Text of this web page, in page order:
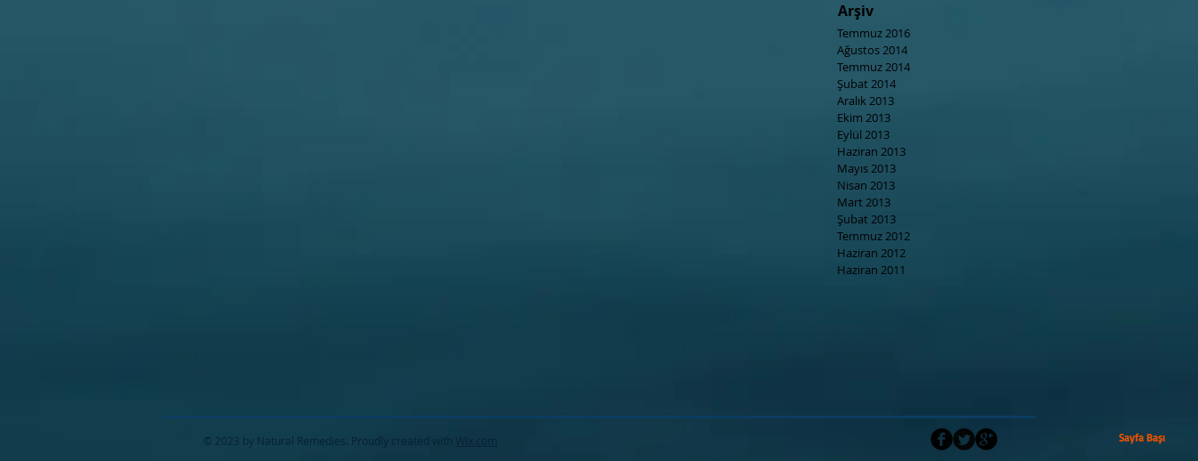
Arşiv
Temmuz 2016
Ağustos 2014
Temmuz 2014
Şubat 2014
Aralık 2013
Ekim 2013
Eylül 2013
Haziran 2013
Mayıs 2013
Nisan 2013
Mart 2013
Şubat 2013
Temmuz 2012
Haziran 2012
Haziran 2011
Sayfa Başı
© 2023 by Natural Remedies. Proudly created with